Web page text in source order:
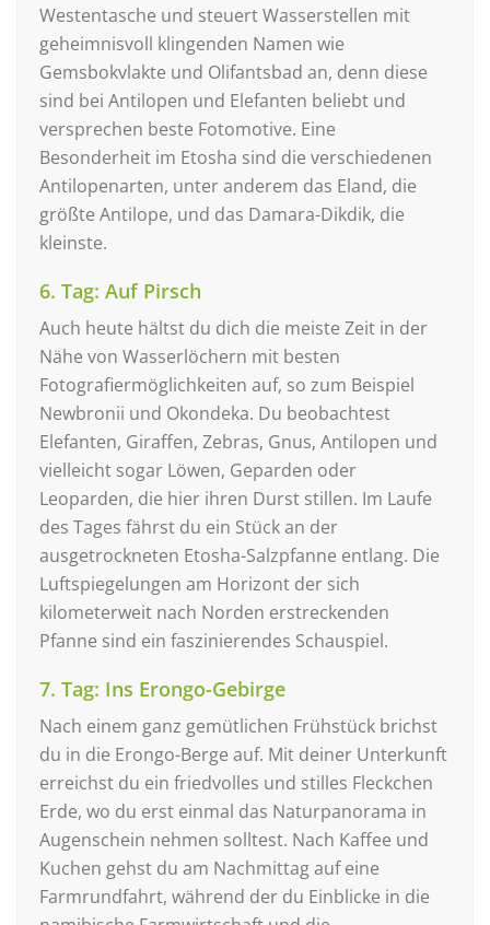
Westentasche und steuert Wasserstellen mit
geheimnisvoll klingenden Namen wie
Gemsbokvlakte und Olifantsbad an, denn diese
sind bei Antilopen und Elefanten beliebt und
versprechen beste Fotomotive. Eine
Besonderheit im Etosha sind die verschiedenen
Antilopenarten, unter anderem das Eland, die
größte Antilope, und das Damara-Dikdik, die
kleinste.
6. Tag: Auf Pirsch
Auch heute hältst du dich die meiste Zeit in der
Nähe von Wasserlöchern mit besten
Fotografiermöglichkeiten auf, so zum Beispiel
Newbronii und Okondeka. Du beobachtest
Elefanten, Giraffen, Zebras, Gnus, Antilopen und
vielleicht sogar Löwen, Geparden oder
Leoparden, die hier ihren Durst stillen. Im Laufe
des Tages fährst du ein Stück an der
ausgetrockneten Etosha-Salzpfanne entlang. Die
Luftspiegelungen am Horizont der sich
kilometerweit nach Norden erstreckenden
Pfanne sind ein faszinierendes Schauspiel.
7. Tag: Ins Erongo-Gebirge
Nach einem ganz gemütlichen Frühstück brichst
du in die Erongo-Berge auf. Mit deiner Unterkunft
erreichst du ein friedvolles und stilles Fleckchen
Erde, wo du erst einmal das Naturpanorama in
Augenschein nehmen solltest. Nach Kaffee und
Kuchen gehst du am Nachmittag auf eine
Farmrundfahrt, während der du Einblicke in die